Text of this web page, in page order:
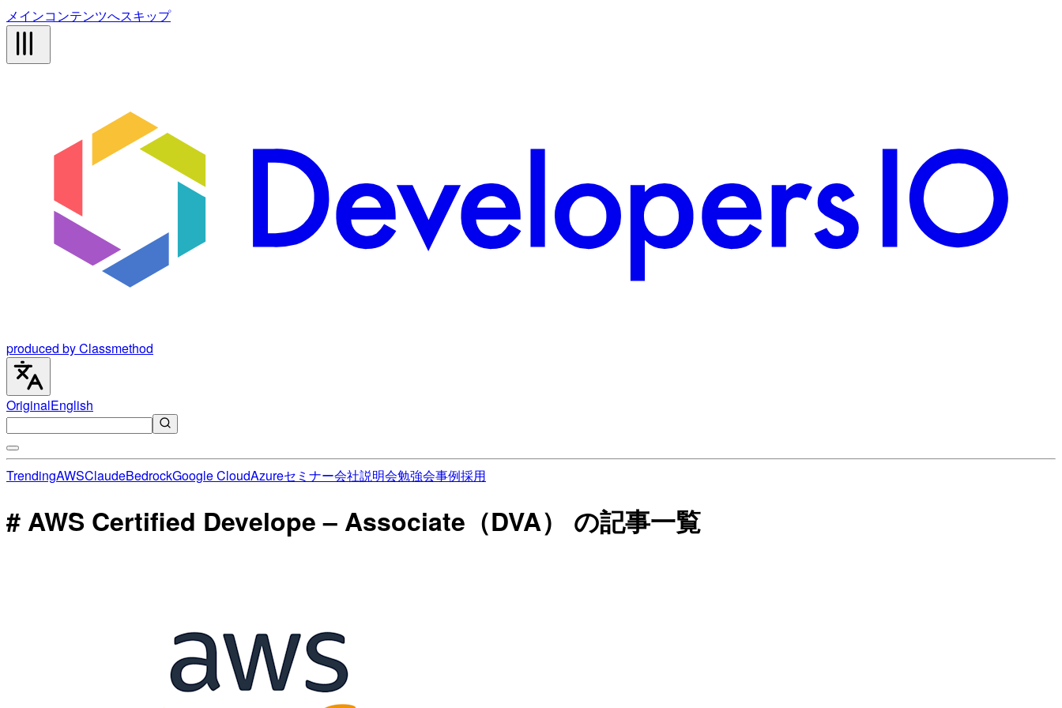
メインコンテンツへスキップ
produced by Classmethod
OriginalEnglish
TrendingAWSClaudeBedrockGoogle CloudAzureセミナー会社説明会勉強会事例採用
# AWS Certified Develope – Associate（DVA） の記事一覧